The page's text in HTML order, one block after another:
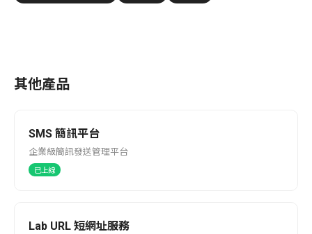
其他產品
SMS 簡訊平台
企業級簡訊發送管理平台
已上線
Lab URL 短網址服務